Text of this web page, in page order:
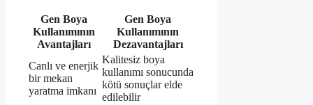
Gen Boya
Kullanımının
Avantajları
Gen Boya
Kullanımının
Dezavantajları
Canlı ve enerjik
bir mekan
yaratma imkanı
Kalitesiz boya
kullanımı sonucunda
kötü sonuçlar elde
edilebilir